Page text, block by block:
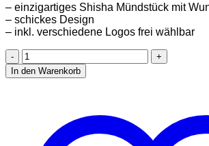
– einzigartiges Shisha Mündstück mit
– schickes Design
– inkl. verschiedene Logos frei wählbar
Shisha
Aluminium
Mundstück
In den Warenkorb